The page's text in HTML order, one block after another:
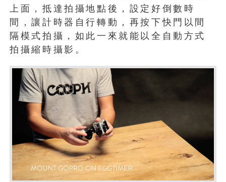
上面，抵達拍攝地點後，設定好倒數時
間，讓計時器自行轉動，再按下快門以間
隔模式拍攝，如此一來就能以全自動方式
拍攝縮時攝影。